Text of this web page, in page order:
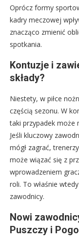
Oprócz formy
kadry meczowej
znacząco zmienić
spotkania.
Kontuzje i
składy?
Niestety, w piłce
częścią sezonu. W
taki przypadek może
Jeśli kluczowy
mógł zagrać,
może wiązać się z
wprowadzeniem
roli. To właśnie
zawodnicy.
Nowi
Puszczy i